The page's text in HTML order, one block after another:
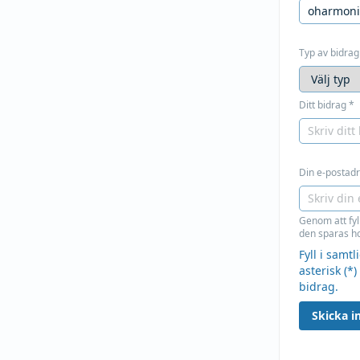
Typ av bidrag
Ditt bidrag*
Din e-
Genom att
den sparas
Fyll i
asterisk
bidrag.
Skicka